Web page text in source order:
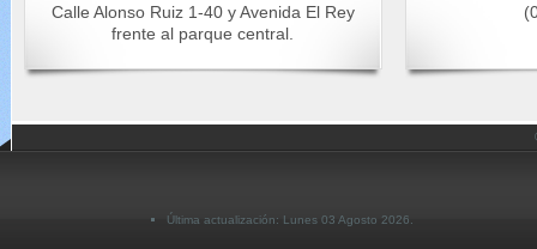
Calle Alonso Ruiz 1-40 y Avenida El Rey
frente al parque central.
Última actualización: Lunes 03 Agosto 2026.